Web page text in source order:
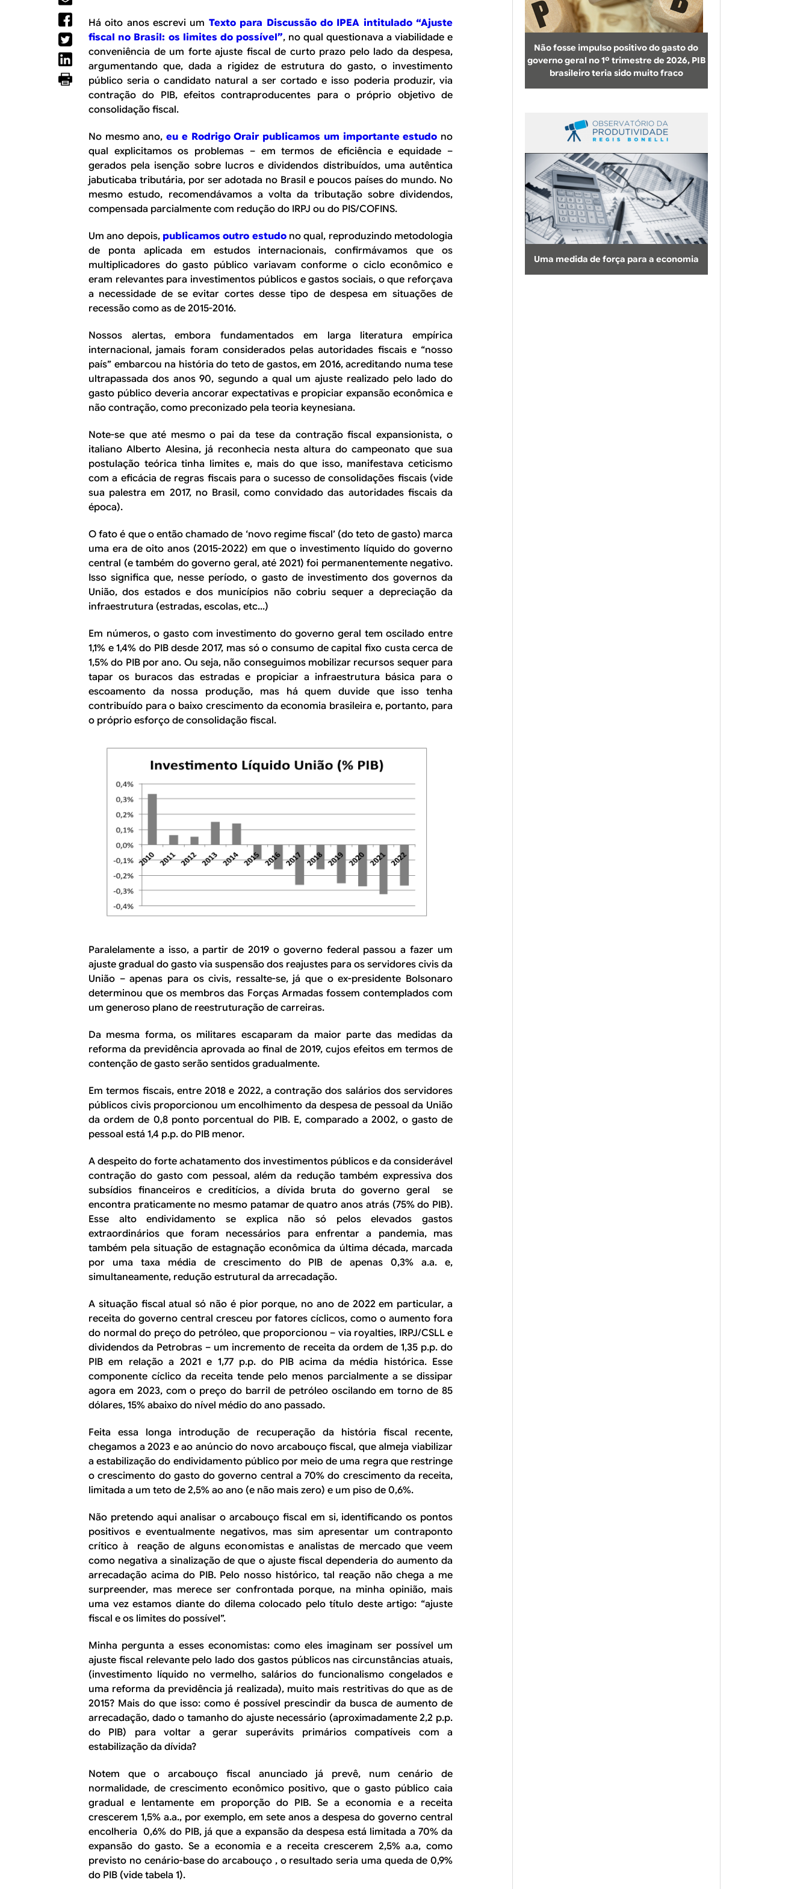
E
b
u
s
c
a
l
Há oito anos escrevi um Texto para Discussão do IPEA intitulado “Ajuste
fiscal no Brasil: os limites do possível”, no qual questionava a viabilidade e
conveniência de um forte ajuste fiscal de curto prazo pelo lado da despesa,
argumentando que, dada a rigidez de estrutura do gasto, o investimento
público seria o candidato natural a ser cortado e isso poderia produzir, via
contração do PIB, efeitos contraproducentes para o próprio objetivo de
consolidação fiscal.
No mesmo ano,eu e Rodrigo Orair publicamos um importante estudo no
qual explicitamos os problemas – em termos de eficiência e equidade –
gerados pela isenção sobre lucros e dividendos distribuídos, uma autêntica
jabuticaba tributária, por ser adotada no Brasil e poucos países do mundo. No
mesmo estudo, recomendávamos a volta da tributação sobre dividendos,
compensada parcialmente com redução do IRPJ ou do PIS/COFINS.
Um ano depois, publicamos outro estudono qual, reproduzindo metodologia
de ponta aplicada em estudos internacionais, confirmávamos que os
multiplicadores do gasto público variavam conforme o ciclo econômico e
eram relevantes para investimentos públicos e gastos sociais, o que reforçava
a necessidade de se evitar cortes desse tipo de despesa em situações de
recessão como as de 2015-2016.
Nossos alertas, embora fundamentados em larga literatura empírica
internacional, jamais foram considerados pelas autoridades fiscais e “nosso
país” embarcou na história do teto de gastos, em 2016, acreditando numa tese
ultrapassada dos anos 90, segundo a qual um ajuste realizado pelo lado do
gasto público deveria ancorar expectativas e propiciar expansão econômica e
não contração, como preconizado pela teoria keynesiana.
Note-se que até mesmo o pai da tese da contração fiscal expansionista, o
italiano Alberto Alesina, já reconhecia nesta altura do campeonato que sua
postulação teórica tinha limites e, mais do que isso, manifestava ceticismo
com a eficácia de regras fiscais para o sucesso de consolidações fiscais (vide
sua palestra em 2017, no Brasil, como convidado das autoridades fiscais da
época).
O fato é que o então chamado de ‘novo regime fiscal’ (do teto de gasto) marca
uma era de oito anos (2015-2022) em que o investimento líquido do governo
central (e também do governo geral, até 2021) foi permanentemente negativo.
Isso significa que, nesse período, o gasto de investimento dos governos da
União, dos estados e dos municípios não cobriu sequer a depreciação da
infraestrutura (estradas, escolas, etc...)
Em números, o gasto com investimento do governo geral tem oscilado entre
1,1% e 1,4% do PIB desde 2017, mas só o consumo de capital fixo custa cerca de
1,5% do PIB por ano. Ou seja, não conseguimos mobilizar recursos sequer para
tapar os buracos das estradas e propiciar a infraestrutura básica para o
escoamento da nossa produção, mas há quem duvide que isso tenha
contribuído para o baixo crescimento da economia brasileira e, portanto, para
o próprio esforço de consolidação fiscal.
Paralelamente a isso, a partir de 2019 o governo federal passou a fazer um
ajuste gradual do gasto via suspensão dos reajustes para os servidores civis da
União – apenas para os civis, ressalte-se, já que o ex-presidente Bolsonaro
determinou que os membros das Forças Armadas fossem contemplados com
um generoso plano de reestruturação de carreiras.
Da mesma forma, os militares escaparam da maior parte das medidas da
reforma da previdência aprovada ao final de 2019, cujos efeitos em termos de
contenção de gasto serão sentidos gradualmente.
Em termos fiscais, entre 2018 e 2022, a contração dos salários dos servidores
públicos civis proporcionou um encolhimento da despesa de pessoal da União
da ordem de 0,8 ponto porcentual do PIB. E, comparado a 2002, o gasto de
pessoal está 1,4 p.p. do PIB menor.
A despeito do forte achatamento dos investimentos públicos e da considerável
contração do gasto com pessoal, além da redução também expressiva dos
subsídios financeiros e creditícios, a dívida bruta do governo geral se
encontra praticamente no mesmo patamar de quatro anos atrás (75% do PIB).
Esse alto endividamento se explica não só pelos elevados gastos
extraordinários que foram necessários para enfrentar a pandemia, mas
também pela situação de estagnação econômica da última década, marcada
por uma taxa média de crescimento do PIB de apenas 0,3% a.a. e,
simultaneamente, redução estrutural da arrecadação.
A situação fiscal atual só não é pior porque, no ano de 2022 em particular, a
receita do governo central cresceu por fatores cíclicos, como o aumento fora
do normal do preço do petróleo, que proporcionou – via royalties, IRPJ/CSLL e
dividendos da Petrobras – um incremento de receita da ordem de 1,35 p.p. do
PIB em relação a 2021 e 1,77 p.p. do PIB acima da média histórica. Esse
componente cíclico da receita tende pelo menos parcialmente a se dissipar
agora em 2023, com o preço do barril de petróleo oscilando em torno de 85
dólares, 15% abaixo do nível médio do ano passado.
Feita essa longa introdução de recuperação da história fiscal recente,
chegamos a 2023 e ao anúncio do novo arcabouço fiscal, que almeja viabilizar
a estabilização do endividamento público por meio de uma regra que restringe
o crescimento do gasto do governo central a 70% do crescimento da receita,
limitada a um teto de 2,5% ao ano (e não mais zero) e um piso de 0,6%.
Não pretendo aqui analisar o arcabouço fiscal em si, identificando os pontos
positivos e eventualmente negativos, mas sim apresentar um contraponto
crítico à reação de alguns economistas e analistas de mercado que veem
como negativa a sinalização de que o ajuste fiscal dependeria do aumento da
arrecadação acima do PIB. Pelo nosso histórico, tal reação não chega a me
surpreender, mas merece ser confrontada porque, na minha opinião, mais
uma vez estamos diante do dilema colocado pelo título deste artigo: “ajuste
fiscal e os limites do possível”.
Minha pergunta a esses economistas: como eles imaginam ser possível um
ajuste fiscal relevante pelo lado dos gastos públicos nas circunstâncias atuais,
(investimento líquido no vermelho, salários do funcionalismo congelados e
uma reforma da previdência já realizada), muito mais restritivas do que as de
2015? Mais do que isso: como é possível prescindir da busca de aumento de
arrecadação, dado o tamanho do ajuste necessário (aproximadamente 2,2 p.p.
do PIB) para voltar a gerar superávits primários compatíveis com a
estabilização da dívida?
Notem que o arcabouço fiscal anunciado já prevê, num cenário de
normalidade, de crescimento econômico positivo, que o gasto público caia
gradual e lentamente em proporção do PIB. Se a economia e a receita
crescerem 1,5% a.a., por exemplo, em sete anos a despesa do governo central
encolheria 0,6% do PIB, já que a expansão da despesa está limitada a 70% da
expansão do gasto. Se a economia e a receita crescerem 2,5% a.a, como
previsto no cenário-base do arcabouço , o resultado seria uma queda de 0,9%
do PIB (vide tabela 1).
Não fosse impulso positivo do gasto do
governo geral no 1º trimestre de 2026, PIB
brasileiro teria sido muito fraco
Uma medida de força para a economia